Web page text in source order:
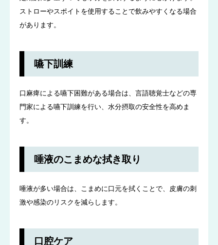
ストローやスポイトを使用することで飲みやすくなる場合
があります。
嚥下訓練
口麻痺による嚥下困難がある場合は、言語聴覚士などの専
門家による嚥下訓練を行い、水分摂取の安全性を高めま
す。
唾液のこまめな拭き取り
唾液が多い場合は、こまめに口元を拭くことで、皮膚の刺
激や感染のリスクを減らします。
口腔ケア